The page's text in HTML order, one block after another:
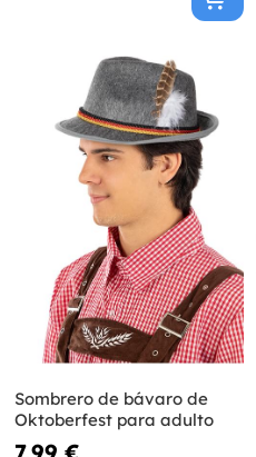
Sombrero de bávaro de
Oktoberfest para adulto